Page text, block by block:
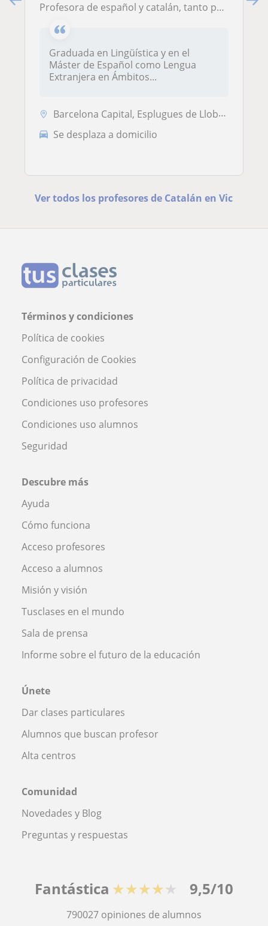
Profesora de español y catalán, tanto presenciales como online y de todos los niveles y edades
Graduada en Lingüística y en el
Máster de Español como Lengua
Extranjera en Ámbitos...
Barcelona Capital, Esplugues de Llobregat, Hospitalet de Llobregat, Sa...
Se desplaza a domicilio
Ver todos los profesores de Catalán en Vic
Términos y condiciones
Política de cookies
Configuración de Cookies
Política de privacidad
Condiciones uso profesores
Condiciones uso alumnos
Seguridad
Descubre más
Ayuda
Cómo funciona
Acceso profesores
Acceso a alumnos
Misión y visión
Tusclases en el mundo
Sala de prensa
Informe sobre el futuro de la educación
Únete
Dar clases particulares
Alumnos que buscan profesor
Alta centros
Comunidad
Novedades y Blog
Preguntas y respuestas
Fantástica ★★★★★ 9,5/10
790027 opiniones de alumnos